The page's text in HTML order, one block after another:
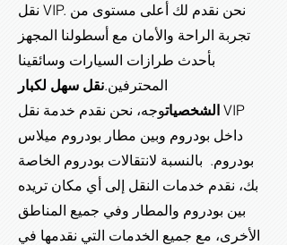
نقل VIP. نحن نقدم لك أعلى مستوى من
تجربة الراحة والأمان مع أسطولنا المجهز
بأحدث طرازات السيارات وسائقينا
المحترفين.نقل سهل لكبار
الشخصياتوجه، نحن نقدم خدمة نقل VIP
داخل بودروم وبين مطار بودروم ميلاس
بودروم. بالنسبة لانتقالات بودروم الخاصة
بك، نقدم خدمات النقل إلى أي مكان تريده
بين بودروم والمطار وفي جميع المناطق
الأخرى، مع جميع الخدمات التي نقدمها في